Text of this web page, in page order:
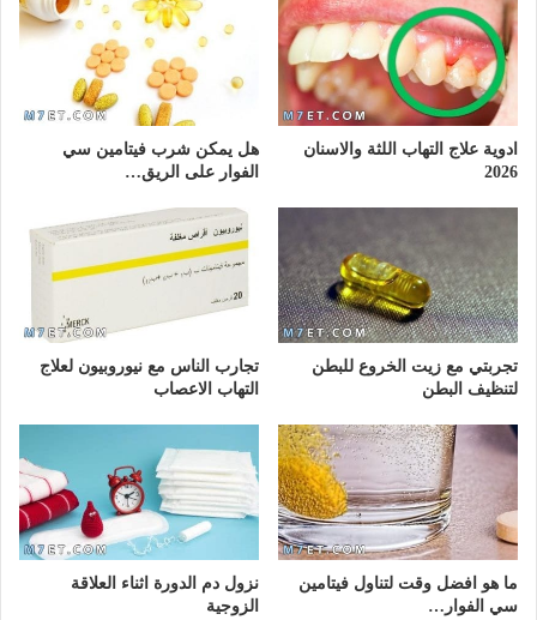
ادوية علاج التهاب اللثة والاسنان
2026
هل يمكن شرب فيتامين سي
الفوار على الريق…
تجربتي مع زيت الخروع للبطن
لتنظيف البطن
تجارب الناس مع نيوروبيون لعلاج
التهاب الاعصاب
ما هو افضل وقت لتناول فيتامين
سي الفوار…
نزول دم الدورة اثناء العلاقة
الزوجية